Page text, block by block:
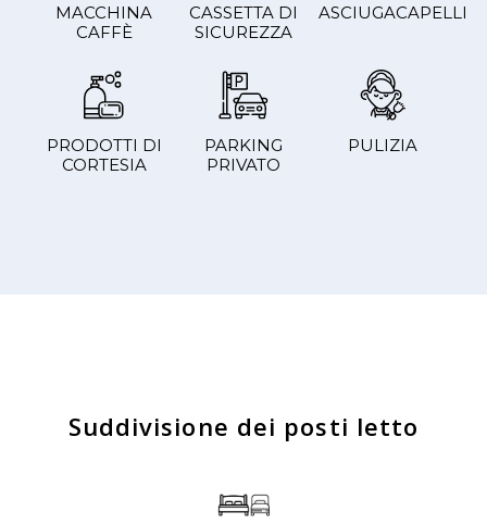
MACCHINA
CAFFÈ
CASSETTA DI
SICUREZZA
ASCIUGACAPELLI
PRODOTTI DI
CORTESIA
PARKING
PRIVATO
PULIZIA
Suddivisione dei posti letto